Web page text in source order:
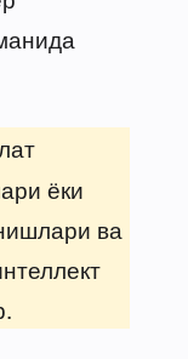
ёки
ва